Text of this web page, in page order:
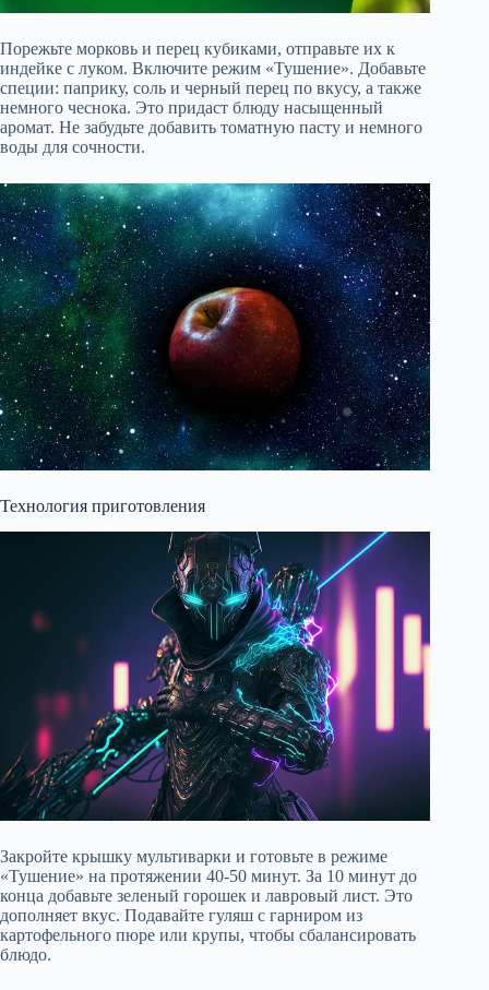
Порежьте морковь и перец кубиками, отправьте их к
индейке с луком. Включите режим «Тушение». Добавьте
специи: паприку, соль и черный перец по вкусу, а также
немного чеснока. Это придаст блюду насыщенный
аромат. Не забудьте добавить томатную пасту и немного
воды для сочности.
Технология приготовления
Закройте крышку мультиварки и готовьте в режиме
«Тушение» на протяжении 40-50 минут. За 10 минут до
конца добавьте зеленый горошек и лавровый лист. Это
дополняет вкус. Подавайте гуляш с гарниром из
картофельного пюре или крупы, чтобы сбалансировать
блюдо.